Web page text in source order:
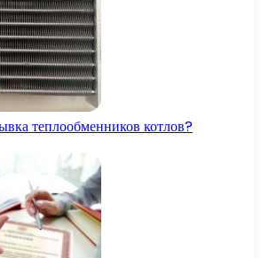
теплообменников котлов?